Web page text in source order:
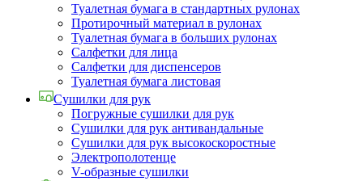
Туалетная бумага в стандартных рулонах
Протирочный материал в рулонах
Туалетная бумага в больших рулонах
Салфетки для лица
Салфетки для диспенсеров
Туалетная бумага листовая
Сушилки для рук
Погружные сушилки для рук
Сушилки для рук антивандальные
Сушилки для рук высокоскоростные
Электрополотенце
V-образные сушилки